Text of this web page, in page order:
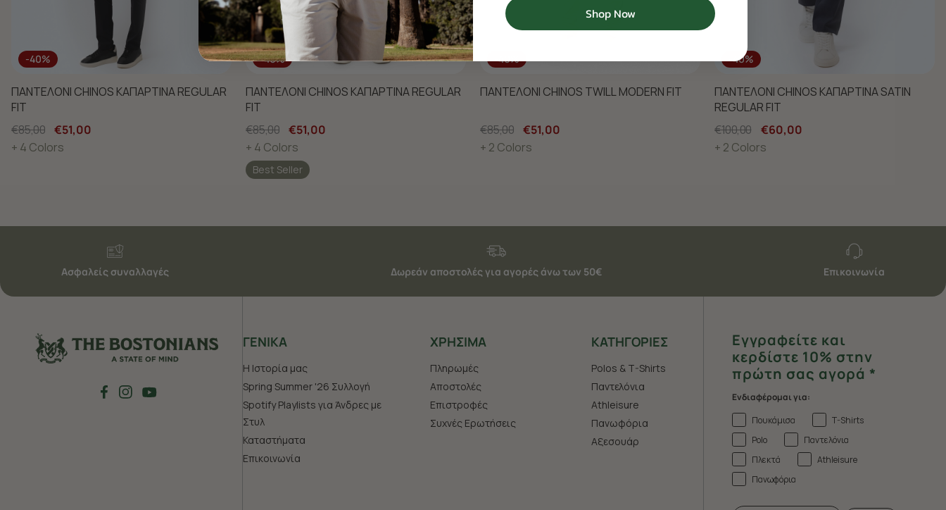
-40%
ΠΑΝΤΕΛΟΝΙ CHINOS ΚΑΠΑΡΤΙΝΑ REGULAR
FIT
€85,00 €51,00
+ 4 Colors
-40%
ΠΑΝΤΕΛΟΝΙ CHINOS ΚΑΠΑΡΤΙΝΑ REGULAR
FIT
€85,00 €51,00
+ 4 Colors
Best Seller
-40%
ΠΑΝΤΕΛΟΝΙ CHINOS TWILL MODERN FIT
€85,00 €51,00
+ 2 Colors
-40%
ΠΑΝΤΕΛΟΝΙ CHINOS ΚΑΠΑΡΤΙΝΑ SATIN
REGULAR FIT
€100,00
€60,00
+ 2 Colors
Ασφαλείς συναλλαγές Δωρεάν αποστολές για αγορές άνω των 50€ Επικοινωνία
ΓΕΝΙΚΑ
Η Ιστορία μας
Spring Summer '26 Συλλογή
Spotify Playlists για Άνδρες με
Στυλ
Καταστήματα
Επικοινωνία
ΧΡHΣΙΜΑ
Πληρωμές
Αποστολές
Επιστροφές
Συχνές Ερωτήσεις
ΚΑΤΗΓΟΡΙΕΣ
Polos & T-Shirts
Παντελόνια
Athleisure
Πανωφόρια
Aξεσουάρ
Εγγραφείτε και
κερδίστε 10% στην
πρώτη σας αγορά *
Ενδιαφέρομαι για:
Πουκάμισα
T-Shirts
Polo
Παντελόνια
Πλεκτά
Athleisure
Πανωφόρια
Shop Now